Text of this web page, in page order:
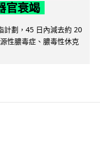
官衰竭
計劃，45 日內減去約 20
性膿毒症、膿毒性休克